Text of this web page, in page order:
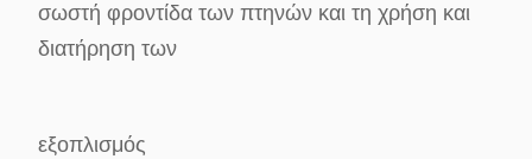
σωστή φροντίδα των πτηνών και τη χρήση και
διατήρηση των
εξοπλισμός